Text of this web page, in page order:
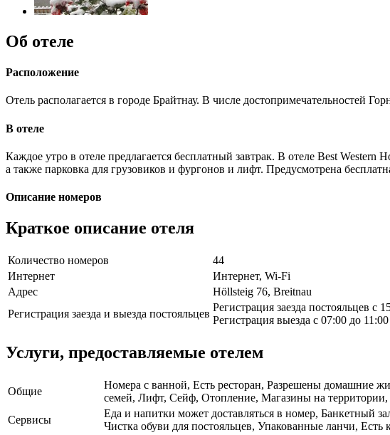
Об отеле
Расположение
Отель располагается в городе Брайтнау. В числе достопримечательностей
В отеле
Каждое утро в отеле предлагается бесплатный завтрак. В отеле Best
а также парковка для грузовиков и фургонов и лифт. Предусмотрена
Описание номеров
Краткое описание отеля
Количество номеров
44
Интернет
Интернет, Wi-Fi
Адрес
Höllsteig 76, Breitnau
Регистрация заезда и выезда постояльцев
Регистрация заезда постояльцев с
Регистрация выезда с 07:00 до 11:00
Услуги, предоставляемые отелем
Общие
Номера с ванной, Есть ресторан, Разрешены домашние
семей, Лифт, Сейф, Отопление, Магазины на территории,
Сервисы
Еда и напитки может доставляться в номер, Банкетный
Чистка обуви для постояльцев, Упакованные ланчи,